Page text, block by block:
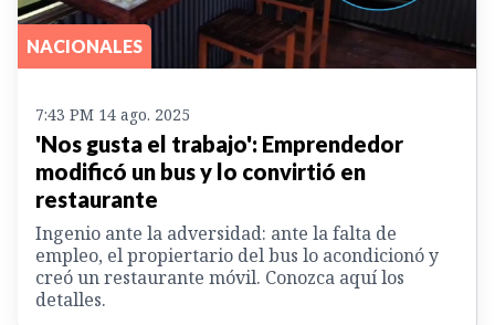
NACIONALES
7:43 PM 14 ago. 2025
'Nos gusta el trabajo': Emprendedor
modificó un bus y lo convirtió en
restaurante
Ingenio ante la adversidad: ante la falta de
empleo, el propiertario del bus lo acondicionó y
creó un restaurante móvil. Conozca aquí los
detalles.